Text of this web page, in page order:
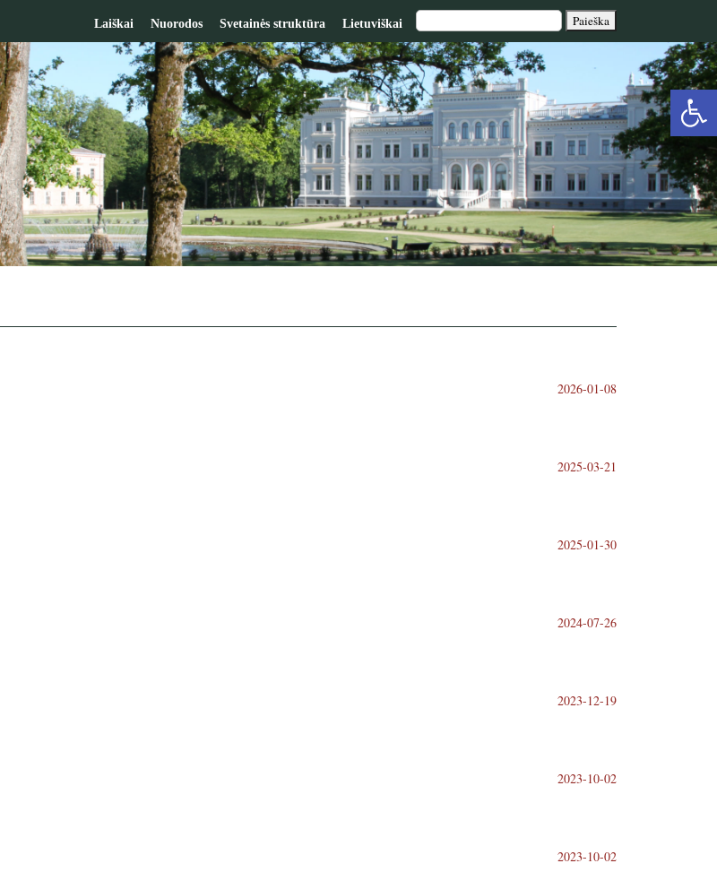
Laiškai Nuorodos Svetainės struktūra Lietuviškai
2026-01-08
2025-03-21
2025-01-30
2024-07-26
2023-12-19
2023-10-02
2023-10-02